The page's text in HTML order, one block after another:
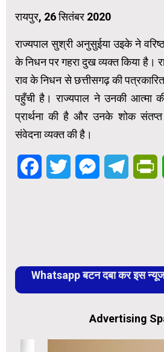
रायपुर, 26 सितंबर 2020
राज्यपाल सुश्री अनुसुईया उइके ने
के निधन पर गहरा दुख व्यक्त किया है।
राव के निधन से छत्तीसगढ़ की
पहुँची है। राज्यपाल ने उनकी आत्मा
प्रार्थना की है और उनके शोक संतप्त
संवेदना व्यक्त की है।
FacebookTwitter Messenger
Whatsapp बटन दबा कर इस
Advertising